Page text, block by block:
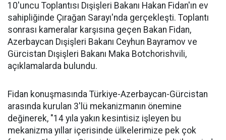
10'uncu Toplantısı Dışişleri Bakanı Hakan Fidan'ın ev
sahipliğinde Çırağan Sarayı'nda gerçekleşti. Toplantı
sonrası kameralar karşısına geçen Bakan Fidan,
Azerbaycan Dışişleri Bakanı Ceyhun Bayramov ve
Gürcistan Dışişleri Bakanı Maka Botchorishvili,
açıklamalarda bulundu.
Fidan konuşmasında Türkiye-Azerbaycan-Gürcistan
arasında kurulan 3'lü mekanizmanın önemine
değinerek, "14 yıla yakın kesintisiz işleyen bu
mekanizma yıllar içerisinde ülkelerimize pek çok